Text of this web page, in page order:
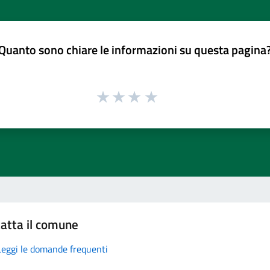
sono chiare le informazioni su questa
il comune
le domande frequenti